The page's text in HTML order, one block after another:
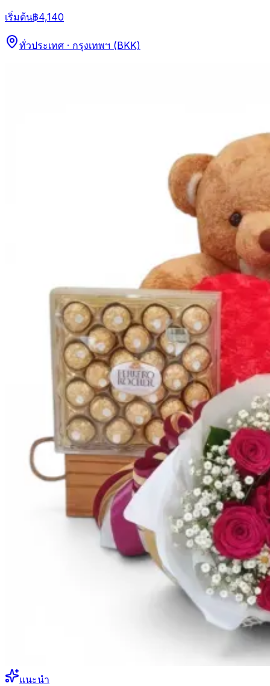
เริ่มต้น฿4,140
ทั่วประเทศ · กรุงเทพฯ (BKK)
แนะนำ